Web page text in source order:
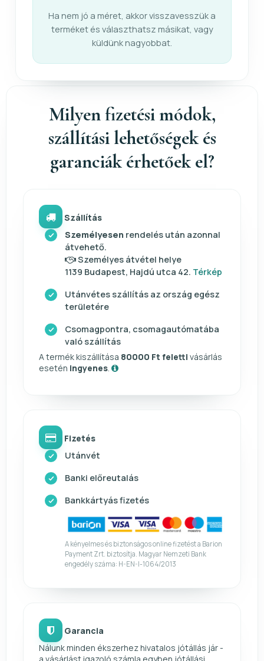
Ha nem jó a méret, akkor visszavesszük a
terméket és választhatsz másikat, vagy
küldünk nagyobbat.
Milyen fizetési módok,
szállítási lehetőségek és
garanciák érhetőek el?
Szállítás
Személyesen rendelés után azonnal
átvehető.
Személyes átvétel helye
1139 Budapest, Hajdú utca 42. Térkép
Utánvétes szállítás az ország egész
területére
Csomagpontra, csomagautómatába
való szállítás
A termék kiszállítása 80000 Ft feletti vásárlás
esetén ingyenes.
Fizetés
Utánvét
Banki előreutalás
Bankkártyás fizetés
A kényelmes és biztonságos online fizetést a Barion
Payment Zrt. biztosítja. Magyar Nemzeti Bank
engedély száma: H-EN-I-1064/2013
Garancia
Nálunk minden ékszerhez hivatalos jótállás jár -